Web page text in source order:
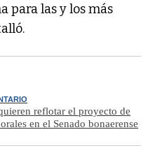
para las y los más
reflotar el proyecto de
en el Senado bonaerense